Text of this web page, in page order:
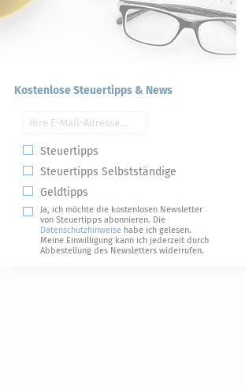
Kostenlose Steuertipps & News
Steuertipps
Steuertipps Selbstständige
Geldtipps
Ja, ich möchte die kostenlosen Newsletter
von Steuertipps abonnieren. Die
Datenschutzhinweise habe ich gelesen.
Meine Einwilligung kann ich jederzeit durch
Abbestellung des Newsletters widerrufen.